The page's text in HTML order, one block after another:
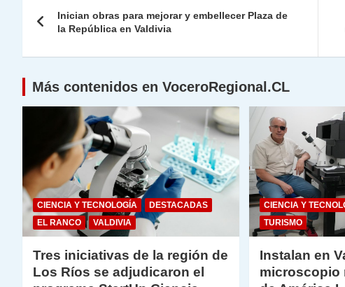
A
p
p
a
m
b
o
o
k
dI Li
k
dl
de
entradas
Inician obras para mejorar y embellecer Plaza de
la República en Valdivia
Más contenidos en VoceroRegional.CL
CIENCIA Y TECNOLOGÍA
DESTACADAS
EL RANCO
VALDIVIA
Tres iniciativas de la región de
Los Ríos se adjudicaron el
CIENCIA Y
TURISMO
Instalan en
microscopio